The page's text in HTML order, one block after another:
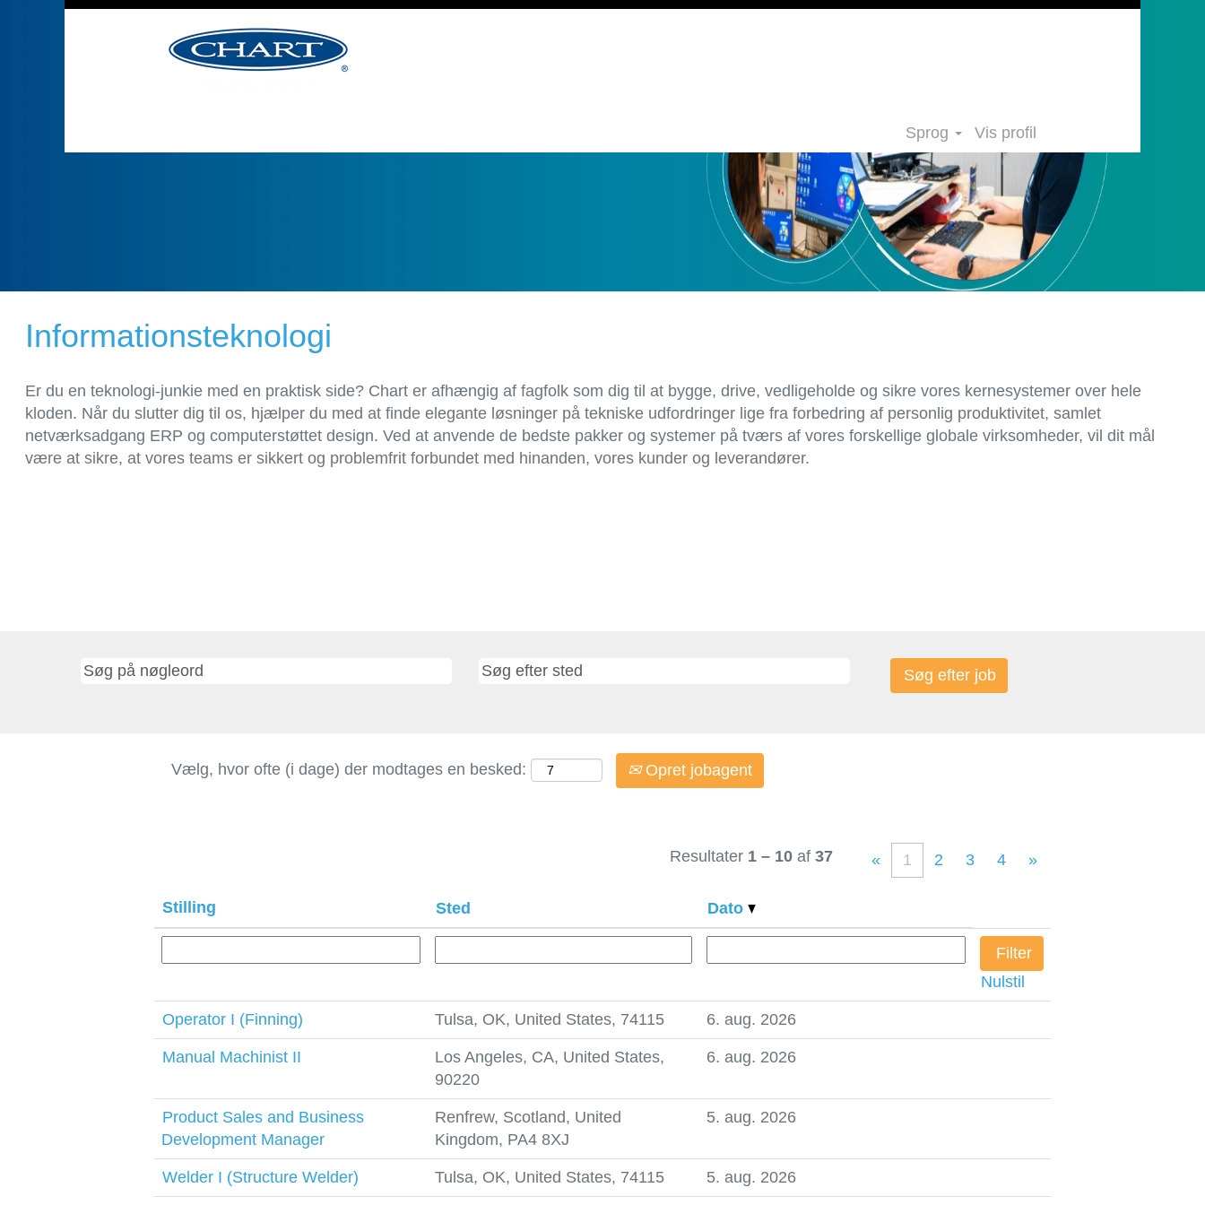
Sprog Vis profil
Informationsteknologi
Er du en teknologi-junkie med en praktisk side? Chart er afhængig af fagfolk som dig til at bygge, drive, vedligeholde og sikre vores kernesystemer over hele
kloden. Når du slutter dig til os, hjælper du med at finde elegante løsninger på tekniske udfordringer lige fra forbedring af personlig produktivitet, samlet
netværksadgang ERP og computerstøttet design. Ved at anvende de bedste pakker og systemer på tværs af vores forskellige globale virksomheder, vil dit mål
være at sikre, at vores teams er sikkert og problemfrit forbundet med hinanden, vores kunder og leverandører.
Vælg, hvor ofte (i dage) der modtages en besked: Opret jobagent
Resultater 1 – 10 af 37 « 1 2 3 4 »
Stilling Sted Dato
Nulstil
Operator I (Finning) Tulsa, OK, United States, 74115 6. aug. 2026
Manual Machinist II
Los Angeles, CA, United States,
90220
6. aug. 2026
Product Sales and Business
Development Manager
Renfrew, Scotland, United
Kingdom, PA4 8XJ
5. aug. 2026
Welder I (Structure Welder) Tulsa, OK, United States, 74115 5. aug. 2026